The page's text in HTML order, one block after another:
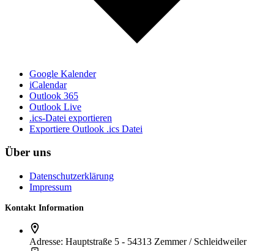
Google Kalender
iCalendar
Outlook 365
Outlook Live
.ics-Datei exportieren
Exportiere Outlook .ics Datei
Über uns
Datenschutzerklärung
Impressum
Kontakt Information
Adresse: Hauptstraße 5 - 54313 Zemmer / Schleidweiler